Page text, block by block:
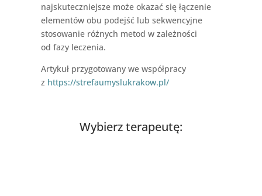
najskuteczniejsze może okazać się łączenie
elementów obu podejść lub sekwencyjne
stosowanie różnych metod w zależności
od fazy leczenia.
Artykuł przygotowany we współpracy
z https://strefaumyslukrakow.pl/
Wybierz terapeutę: